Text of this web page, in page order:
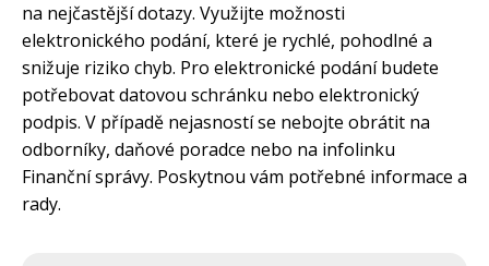
na nejčastější dotazy. Využijte možnosti
elektronického podání, které je rychlé, pohodlné a
snižuje riziko chyb. Pro elektronické podání budete
potřebovat datovou schránku nebo elektronický
podpis. V případě nejasností se nebojte obrátit na
odborníky, daňové poradce nebo na infolinku
Finanční správy. Poskytnou vám potřebné informace a
rady.